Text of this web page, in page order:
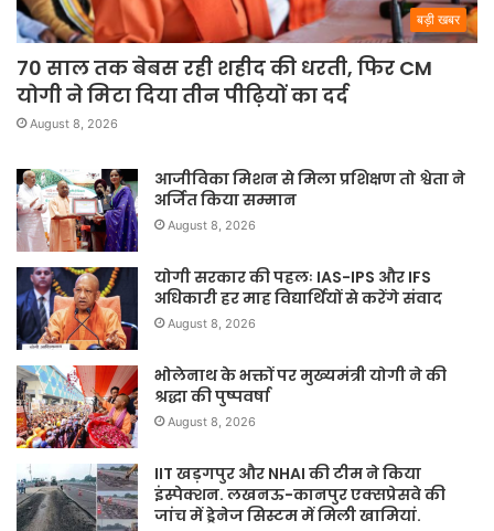
बड़ी खबर
70 साल तक बेबस रही शहीद की धरती, फिर CM
योगी ने मिटा दिया तीन पीढ़ियों का दर्द
August 8, 2026
आजीविका मिशन से मिला प्रशिक्षण तो श्वेता ने
अर्जित किया सम्मान
August 8, 2026
योगी सरकार की पहलः IAS-IPS और IFS
अधिकारी हर माह विद्यार्थियों से करेंगे संवाद
August 8, 2026
भोलेनाथ के भक्तों पर मुख्यमंत्री योगी ने की
श्रद्धा की पुष्पवर्षा
August 8, 2026
IIT खड़गपुर और NHAI की टीम ने किया
इंस्पेक्शन. लखनऊ-कानपुर एक्सप्रेसवे की
जांच में ड्रेनेज सिस्टम में मिली खामियां.